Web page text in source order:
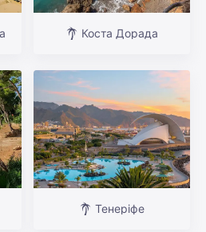
Коста Дорада
Тенеріфе